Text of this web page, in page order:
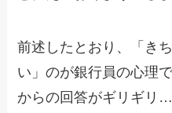
前述したとおり、「き
い」のが銀行員の心理
からの回答がギリギリ